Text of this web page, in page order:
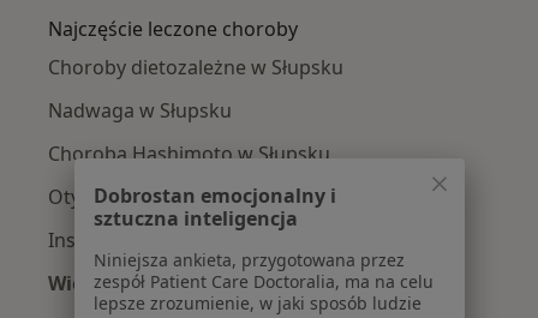
Najczęście leczone choroby
Choroby dietozależne w Słupsku
Nadwaga w Słupsku
Choroba Hashimoto w Słupsku
Otyłość w Słupsku
Insulinooporność w Słupsku
Więcej (15)
Więcej w kategorii: Najczęście leczone
Dobrostan emocjonalny i
sztuczna inteligencja
Niniejsza ankieta, przygotowana przez
zespół Patient Care Doctoralia, ma na celu
lepsze zrozumienie, w jaki sposób ludzie